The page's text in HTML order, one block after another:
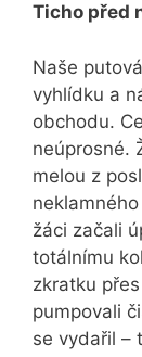
Ticho před
Naše
vyhlídku a
obchodu.
neúprosné.
melou z
žáci začali
totálnímu
zkratku
pumpovali
se vydařil –